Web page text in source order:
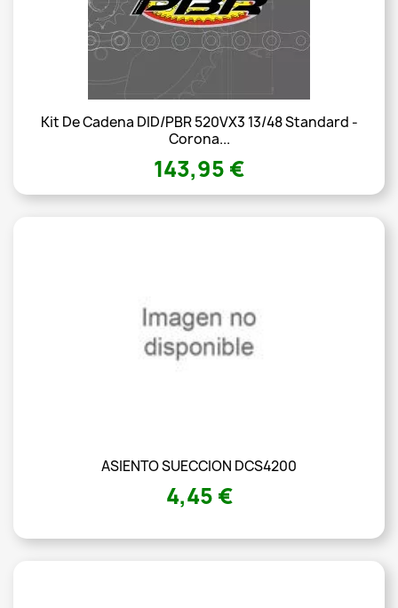
Kit De Cadena DID/PBR 520VX3 13/48 Standard -
Corona...
143,95 €
ASIENTO SUECCION DCS4200
4,45 €